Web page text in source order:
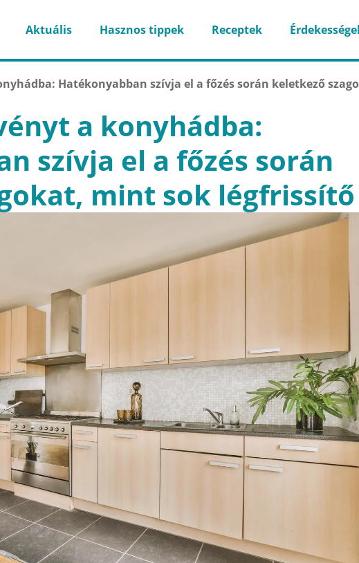
Aktuális Hasznos tippek Receptek
Hatékonyabban szívja el a főzés során keletkező
a konyhádba:
szívja el a főzés során
mint sok légfrissítő